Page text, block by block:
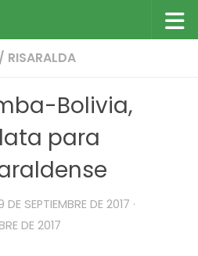
/ RISARALDA
Bolivia,
para
DE SEPTIEMBRE DE 2017 ·
DE 2017